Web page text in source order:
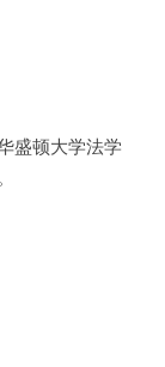
盛顿大学法学